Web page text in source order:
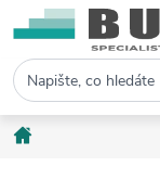
Hledat
Domů